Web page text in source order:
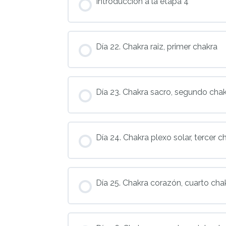
Día 22. Chakra raiz, primer chakra
Día 23. Chakra sacro, segundo
Día 24. Chakra plexo solar, tercer
Día 25. Chakra corazón, cuarto